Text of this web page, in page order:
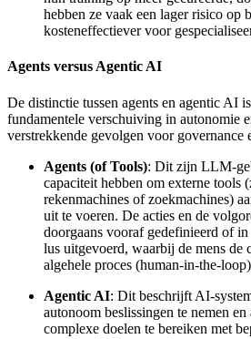
hebben ze vaak een lager risico op
kosteneffectiever voor
Agents versus Agentic AI
De distinctie tussen agents en agentic AI
fundamentele verschuiving in autonomie
verstrekkende gevolgen voor governance
Agents (of Tools): Dit zijn LLM-
capaciteit hebben om externe tools
rekenmachines of zoekmachines)
uit te voeren. De acties en de
doorgaans vooraf gedefinieerd of
lus uitgevoerd, waarbij de mens de
algehele proces (human-in-the-
Agentic AI: Dit beschrijft AI-
autonoom beslissingen te nemen
complexe doelen te bereiken met